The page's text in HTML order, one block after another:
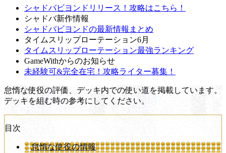
シャドバビヨンドリリース！攻略はこちら！
シャドバ新作情報
シャドバビヨンドの最新情報まとめ
タイムスリップローテーション6月
タイムスリップローテーション最強ランキング
GameWithからのお知らせ
未経験可&完全在宅！攻略ライター募集！
怠惰な使役の評価、デッキ内での使い道を掲載しています。
デッキを組む時の参考にしてください。
目次
怠惰な使役の情報